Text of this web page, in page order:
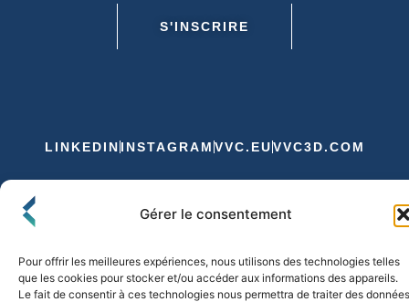
Gérer le consentement
Pour offrir les meilleures expériences, nous utilisons des technologies telles
que les cookies pour stocker et/ou accéder aux informations des appareils.
Le fait de consentir à ces technologies nous permettra de traiter des données
S'INSCRIRE
LINKEDIN INSTAGRAM VVC.EUVVC3D.COM
Politique de Confidentialité et de CookiesExpédition et Livraison